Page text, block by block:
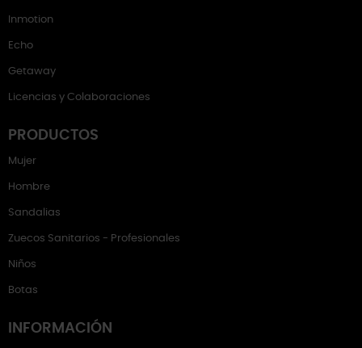
Inmotion
Echo
Getaway
Licencias y Colaboraciones
PRODUCTOS
Mujer
Hombre
Sandalias
Zuecos Sanitarios - Profesionales
Niños
Botas
INFORMACIÓN